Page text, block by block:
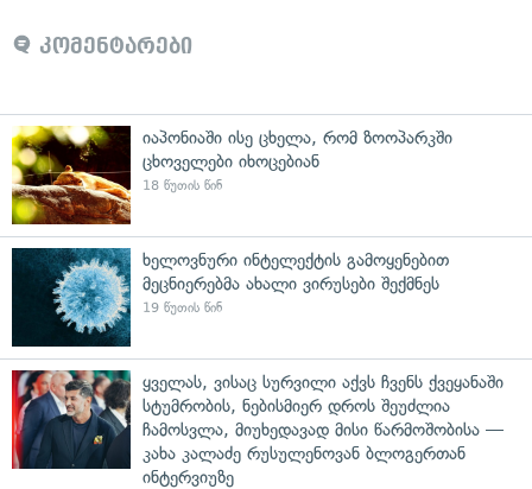
კომენტარები
იაპონიაში ისე ცხელა, რომ ზოოპარკში
ცხოველები იხოცებიან
18 წუთის წინ
ხელოვნური ინტელექტის გამოყენებით
მეცნიერებმა ახალი ვირუსები შექმნეს
19 წუთის წინ
ყველას, ვისაც სურვილი აქვს ჩვენს ქვეყანაში
სტუმრობის, ნებისმიერ დროს შეუძლია
ჩამოსვლა, მიუხედავად მისი წარმოშობისა —
კახა კალაძე რუსულენოვან ბლოგერთან
ინტერვიუზე